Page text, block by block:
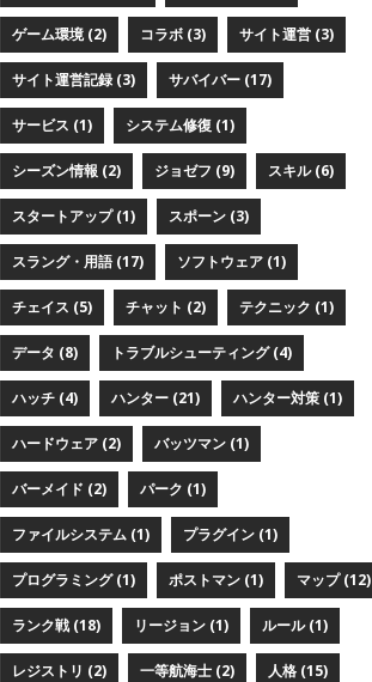
ゲーム環境 (2) コラボ (3) サイト運営 (3)
サイト運営記録 (3) サバイバー (17)
サービス (1) システム修復 (1)
シーズン情報 (2) ジョゼフ (9) スキル (6)
スタートアップ (1) スポーン (3)
スラング・用語 (17) ソフトウェア (1)
チェイス (5) チャット (2) テクニック (1)
データ (8) トラブルシューティング (4)
ハッチ (4) ハンター (21) ハンター対策 (1)
ハードウェア (2) バッツマン (1)
バーメイド (2) パーク (1)
ファイルシステム (1) プラグイン (1)
プログラミング (1) ポストマン (1) マップ (12)
ランク戦 (18) リージョン (1) ルール (1)
レジストリ (2) 一等航海士 (2) 人格 (15)